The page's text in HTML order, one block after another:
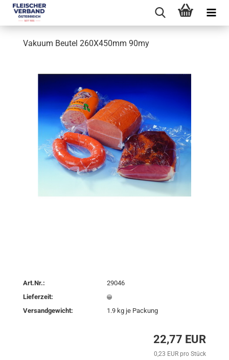
Vakuum Beutel 260X450mm 90my
Art.Nr.:
29046
Lieferzeit:
Versandgewicht:
1.9 kg je Packung
22,77 EUR
0,23 EUR pro Stück